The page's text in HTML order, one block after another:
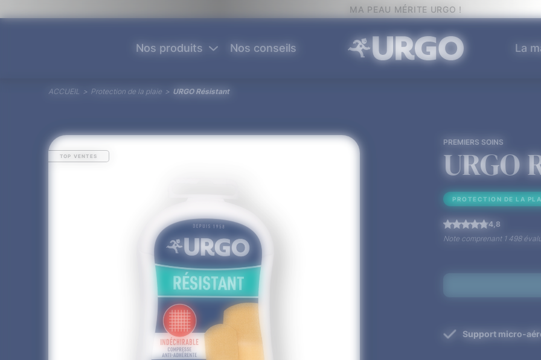
MA PEAU MÉRITE URGO !
Nos produits Nos conseils La
ACCUEIL > Protection de la plaie > URGO Résistant
TOP VENTES
PREMIERS SOINS
URGO
PROTECTION DE LA
4,8
Note comprenant 1 498
Support micro-